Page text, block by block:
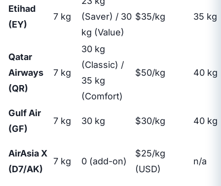
Etihad
(EY)
7 kg
(Saver) / 30
kg (Value)
$35/kg 35 kg
Qatar
Airways
(QR)
7 kg
30 kg
(Classic) /
35 kg
(Comfort)
$50/kg 40 kg
Gulf Air
(GF)
7 kg 30 kg $30/kg 40 kg
AirAsia X
(D7/AK)
7 kg 0 (add-on)
$25/kg
(USD)
n/a